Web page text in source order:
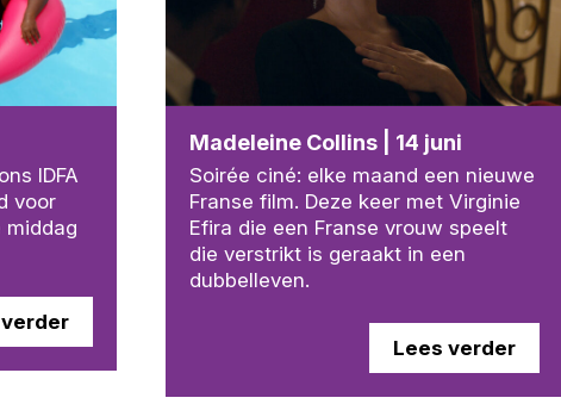
IDFA
voor
middag
Madeleine Collins | 14 juni
Soirée ciné: elke maand een nieuwe
Franse film. Deze keer met Virginie
Efira die een Franse vrouw speelt
die verstrikt is geraakt in een
dubbelleven.
Lees verder